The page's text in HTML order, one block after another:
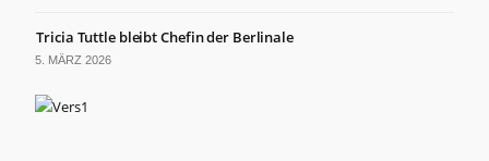
Tricia Tuttle bleibt Chefin der Berlinale
5. MÄRZ 2026